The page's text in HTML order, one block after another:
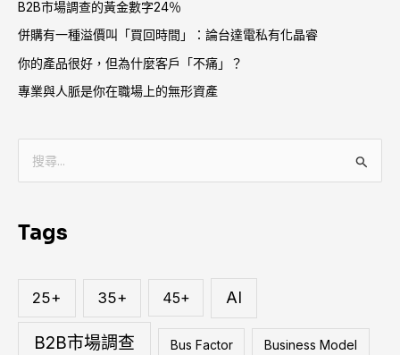
B2B市場調查的黃金數字24％
併購有一種溢價叫「買回時間」：論台達電私有化晶睿
你的產品很好，但為什麼客戶「不痛」？
專業與人脈是你在職場上的無形資產
鍵
Tags
25+ 35+ 45+ AI
B2B市場調查 Bus Factor Business Model